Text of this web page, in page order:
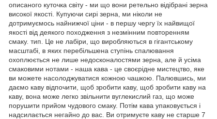
описаного куточка світу - ми що вони ретельно відібрані зерна
високої якості. Купуючи сирі зерна, ми ніколи не
дотримуємось найнижчої ціни - в першу чергу їх найвищої
якості від деякого походження з незмінним повторенням
смаку. тип. Це не лабіри, що виробляються в гігантському
масштабі, в яких перебільшена ступінь спалювання
охоплюється не лише недосконалостями зерна, але й усіма
смаковими нотами - наша кава - це своєрідне мистецтво, яке
ви можете насолоджуватися кожною чашкою. Палювшись, ми
даємо каву відпочити, щоб зробити каву, щоб зробити каву на
каву, вона може легко звільнити вуглекислий газ, що може
порушити прийом чудового смаку. Потім кава упаковується і
надсилається негайно до вас. Ви отримуєте каву не старше 7